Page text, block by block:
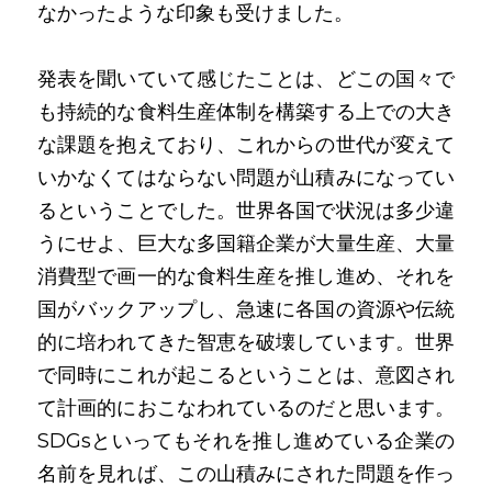
なかったような印象も受けました。
発表を聞いていて感じたことは、どこの国々で
も持続的な食料生産体制を構築する上での大き
な課題を抱えており、これからの世代が変えて
いかなくてはならない問題が山積みになってい
るということでした。世界各国で状況は多少違
うにせよ、巨大な多国籍企業が大量生産、大量
消費型で画一的な食料生産を推し進め、それを
国がバックアップし、急速に各国の資源や伝統
的に培われてきた智恵を破壊しています。世界
で同時にこれが起こるということは、意図され
て計画的におこなわれているのだと思います。
SDGsといってもそれを推し進めている企業の
名前を見れば、この山積みにされた問題を作っ